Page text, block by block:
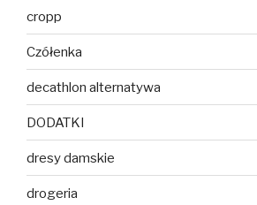
cropp
Czółenka
decathlon alternatywa
DODATKI
dresy damskie
drogeria